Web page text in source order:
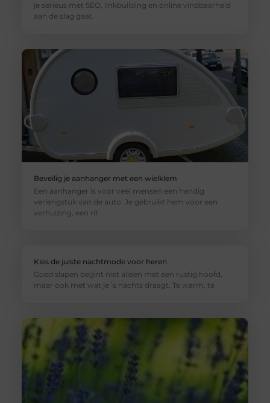
je serieus met SEO, linkbuilding en online vindbaarheid
aan de slag gaat.
Beveilig je aanhanger met een wielklem
Een aanhanger is voor veel mensen een handig
verlengstuk van de auto. Je gebruikt hem voor een
verhuizing, een rit
Kies de juiste nachtmode voor heren
Goed slapen begint niet alleen met een rustig hoofd,
maar ook met wat je ’s nachts draagt. Te warm, te